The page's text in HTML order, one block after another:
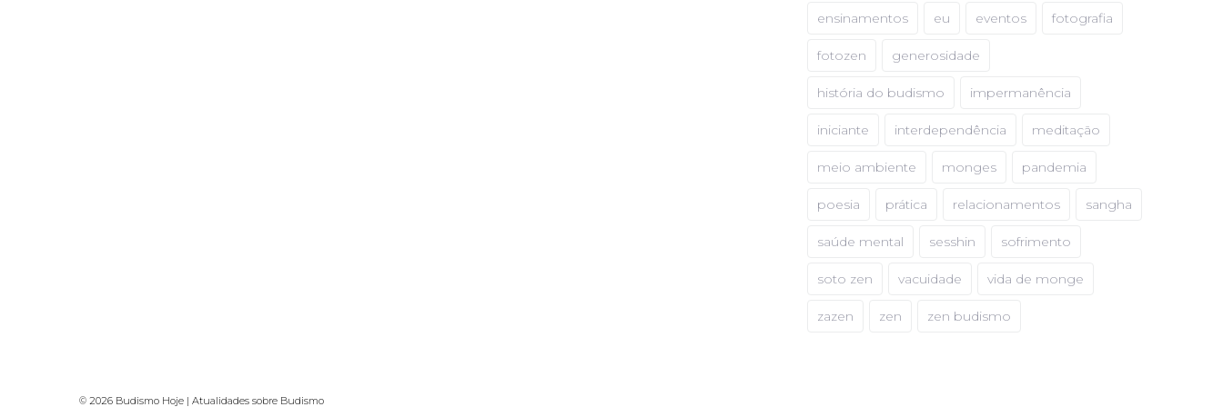
ensinamentos eu eventos fotografia
fotozen generosidade
história do budismo impermanência
iniciante interdependência meditação
meio ambiente monges pandemia
poesia prática relacionamentos sangha
saúde mental sesshin sofrimento
soto zen vacuidade vida de monge
zazen zen zen budismo
© 2026 Budismo Hoje | Atualidades sobre Budismo